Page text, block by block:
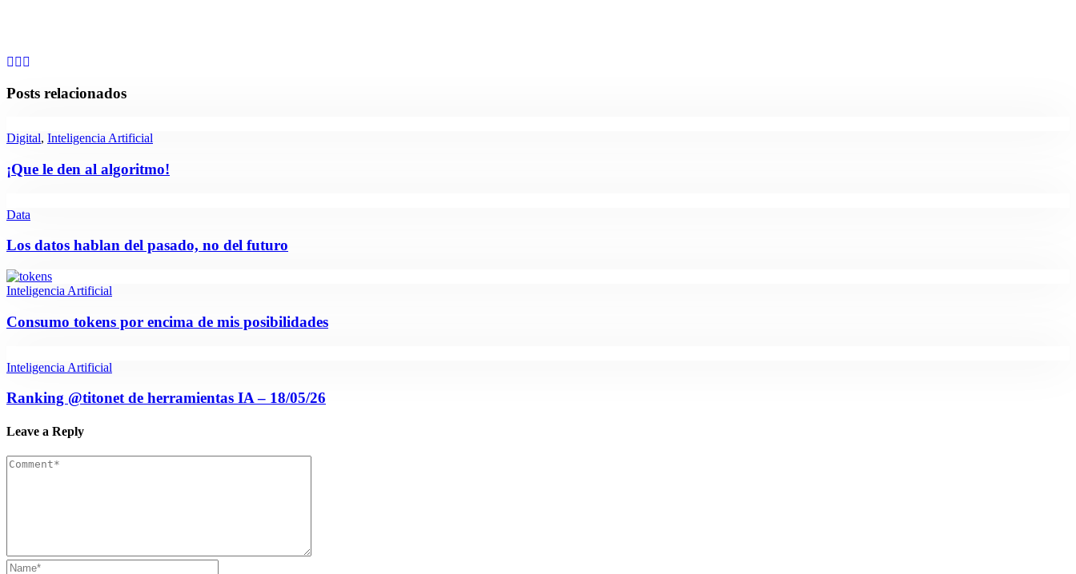
Posts relacionados
Digital, Inteligencia Artificial
¡Que le den al algoritmo!
Data
Los datos hablan del pasado, no del futuro
Inteligencia Artificial
Consumo tokens por encima de mis posibilidades
Inteligencia Artificial
Ranking @titonet de herramientas IA – 18/05/26
Leave a Reply